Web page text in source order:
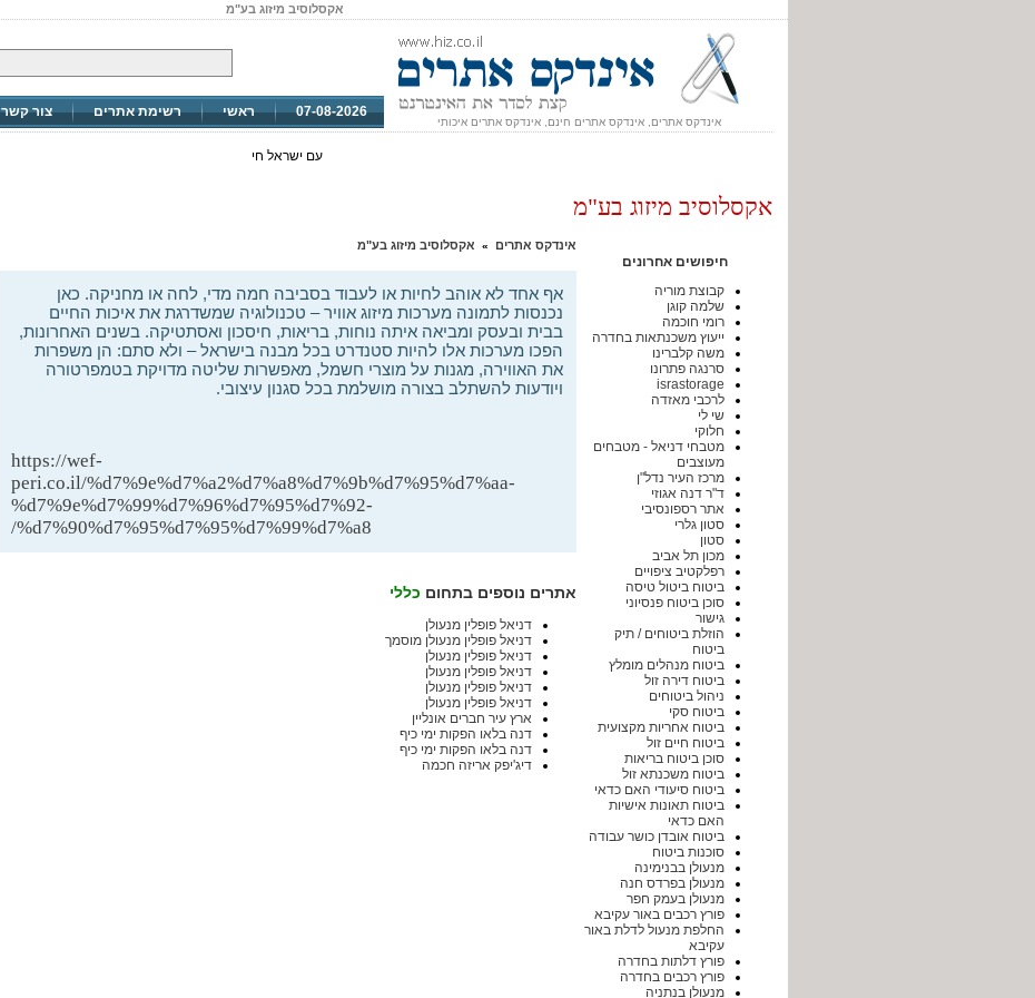
אקסלוסיב מיזוג בע"מ
אינדקס אתרים, אינדקס אתרים חינם, אינדקס אתרים איכותי
07-08-2026 ראשי רשימת אתרים צור קשר
עם ישראל חי
אקסלוסיב מיזוג בע"מ
חיפושים אחרונים
קבוצת מוריה
שלמה קוגן
רומי חוכמה
ייעוץ משכנתאות בחדרה
משה קלברינו
סרנגה פתרונו
israstorage
לרכבי מאזדה
שי לי
חלוקי
מטבחי דניאל - מטבחים
מעוצבים
מרכז העיר נדל"ן
ד"ר דנה אגוזי
אתר רספונסיבי
סטון גלרי
סטון
מכון תל אביב
רפלקטיב ציפויים
ביטוח ביטול טיסה
סוכן ביטוח פנסיוני
גישור
הוזלת ביטוחים / תיק
ביטוח
ביטוח מנהלים מומלץ
ביטוח דירה זול
ניהול ביטוחים
ביטוח סקי
ביטוח אחריות מקצועית
ביטוח חיים זול
סוכן ביטוח בריאות
ביטוח משכנתא זול
ביטוח סיעודי האם כדאי
ביטוח תאונות אישיות
האם כדאי
ביטוח אובדן כושר עבודה
סוכנות ביטוח
מנעולן בבנימינה
מנעולן בפרדס חנה
מנעולן בעמק חפר
פורץ רכבים באור עקיבא
החלפת מנעול לדלת באור
עקיבא
פורץ דלתות בחדרה
פורץ רכבים בחדרה
מנעולן בנתניה
אינדקס אתרים » אקסלוסיב מיזוג בע"מ
אף אחד לא אוהב לחיות או לעבוד בסביבה חמה מדי, לחה או מחניקה. כאן
נכנסות לתמונה מערכות מיזוג אוויר – טכנולוגיה שמשדרגת את איכות החיים
בבית ובעסק ומביאה איתה נוחות, בריאות, חיסכון ואסתטיקה. בשנים האחרונות,
הפכו מערכות אלו להיות סטנדרט בכל מבנה בישראל – ולא סתם: הן משפרות
את האווירה, מגנות על מוצרי חשמל, מאפשרות שליטה מדויקת בטמפרטורה
ויודעות להשתלב בצורה מושלמת בכל סגנון עיצובי.
https://wef-
peri.co.il/%d7%9e%d7%a2%d7%a8%d7%9b%d7%95%d7%aa-
%d7%9e%d7%99%d7%96%d7%95%d7%92-
%d7%90%d7%95%d7%95%d7%99%d7%a8/
אתרים נוספים בתחום כללי
דניאל פופלין מנעולן
דניאל פופלין מנעולן מוסמך
דניאל פופלין מנעולן
דניאל פופלין מנעולן
דניאל פופלין מנעולן
דניאל פופלין מנעולן
ארץ עיר חברים אונליין
דנה בלאו הפקות ימי כיף
דנה בלאו הפקות ימי כיף
דיג'יפק אריזה חכמה